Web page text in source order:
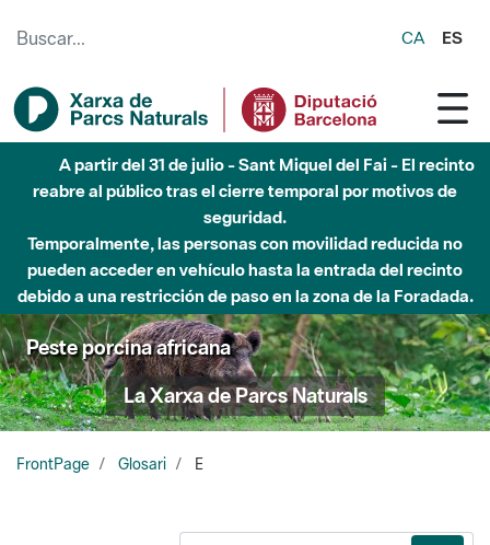
CA ES
A partir del 31 de julio - Sant Miquel del Fai - El recinto
reabre al público tras el cierre temporal por motivos de
seguridad.
Temporalmente, las personas con movilidad reducida no
pueden acceder en vehículo hasta la entrada del recinto
debido a una restricción de paso en la zona de la Foradada.
Peste porcina africana
La Xarxa de Parcs Naturals
FrontPage Glosari E